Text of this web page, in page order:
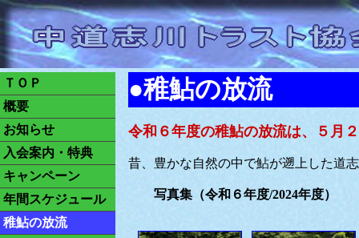
ＴＯＰ
概要
お知らせ
入会案内・特典
キャンペーン
年間スケジュール
稚鮎の放流
●稚鮎の放流
令和６年度の稚鮎の放流は、５月
昔、豊かな自然の中で鮎が遡上した道
写真集（令和６年度/2024年度）